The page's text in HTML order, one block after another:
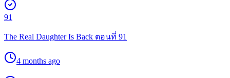
91
The Real Daughter Is Back ตอนที่ 91
4 months ago